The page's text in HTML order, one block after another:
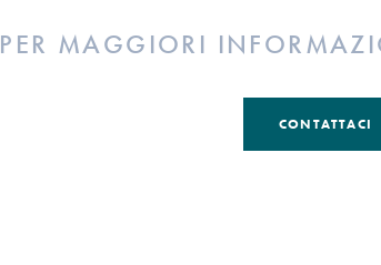
PER MAGGIORI
CONTATTACI